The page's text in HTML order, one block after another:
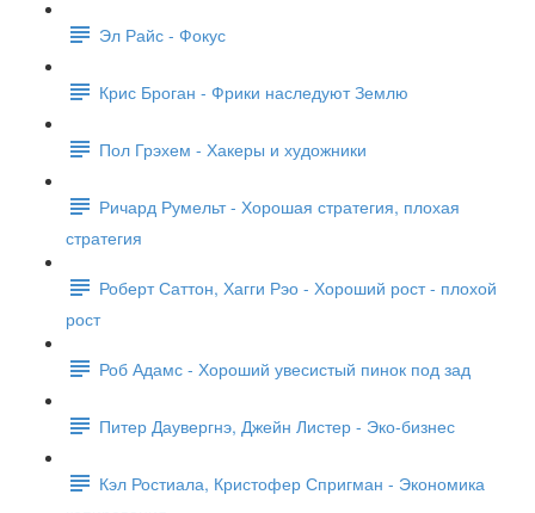
Эл Райс - Фокус
Крис Броган - Фрики наследуют Землю
Пол Грэхем - Хакеры и художники
Ричард Румельт - Хорошая стратегия, плохая
стратегия
Роберт Саттон, Хагги Рэо - Хороший рост - плохой
рост
Роб Адамс - Хороший увесистый пинок под зад
Питер Даувергнэ, Джейн Листер - Эко-бизнес
Кэл Ростиала, Кристофер Спригман - Экономика